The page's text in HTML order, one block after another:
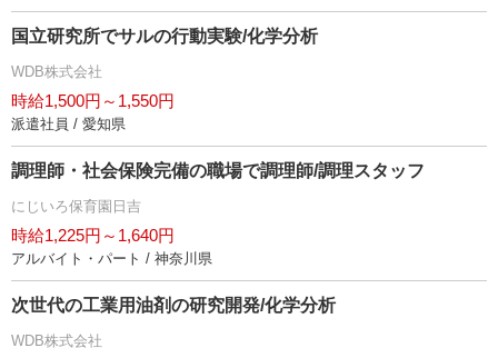
国立研究所でサルの行動実験/化学分析
WDB株式会社
時給1,500円～1,550円
派遣社員 / 愛知県
調理師・社会保険完備の職場で調理師/調理スタッフ
にじいろ保育園日吉
時給1,225円～1,640円
アルバイト・パート / 神奈川県
次世代の工業用油剤の研究開発/化学分析
WDB株式会社